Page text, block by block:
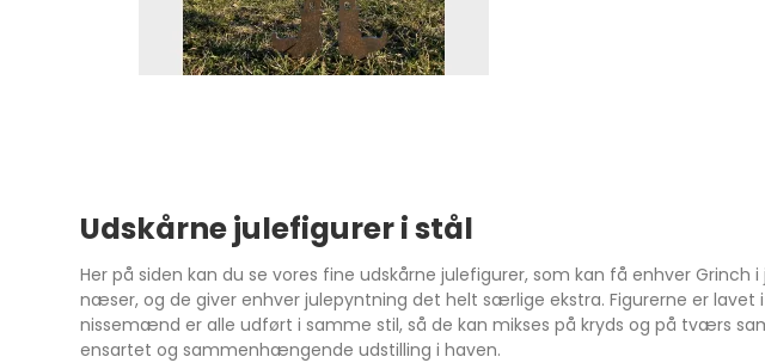
Udskårne julefigurer i stål
Her på siden kan du se vores fine udskårne julefigurer, som kan få enhver
næser, og de giver enhver julepyntning det helt særlige ekstra. Figurerne er
nissemænd er alle udført i samme stil, så de kan mikses på kryds og på tværs
ensartet og sammenhængende udstilling i haven.